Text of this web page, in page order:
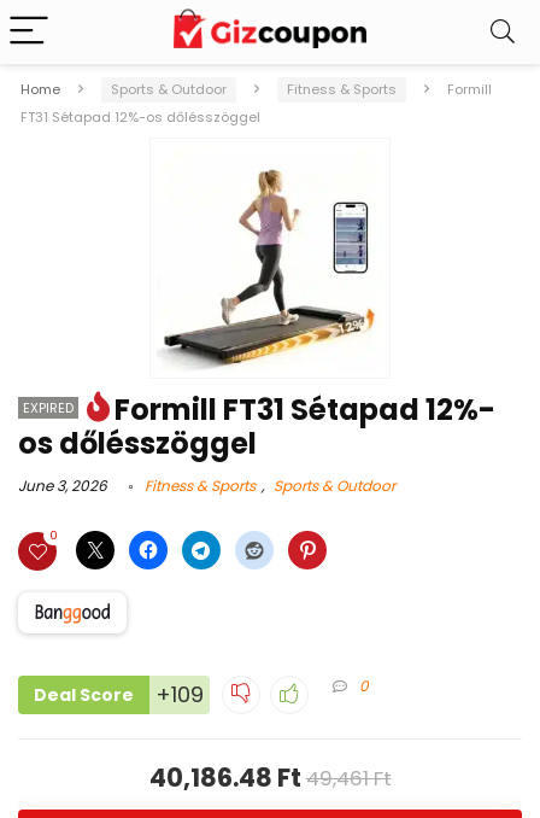
Home Sports & Outdoor Fitness & Sports
Formill
FT31 Sétapad 12%-os dőlésszöggel
EXPIRED
Formill FT31 Sétapad 12%-
os dőlésszöggel
June 3, 2026 Fitness & Sports , Sports & Outdoor
0
Deal Score +109 0
40,186.48 Ft49,461 Ft